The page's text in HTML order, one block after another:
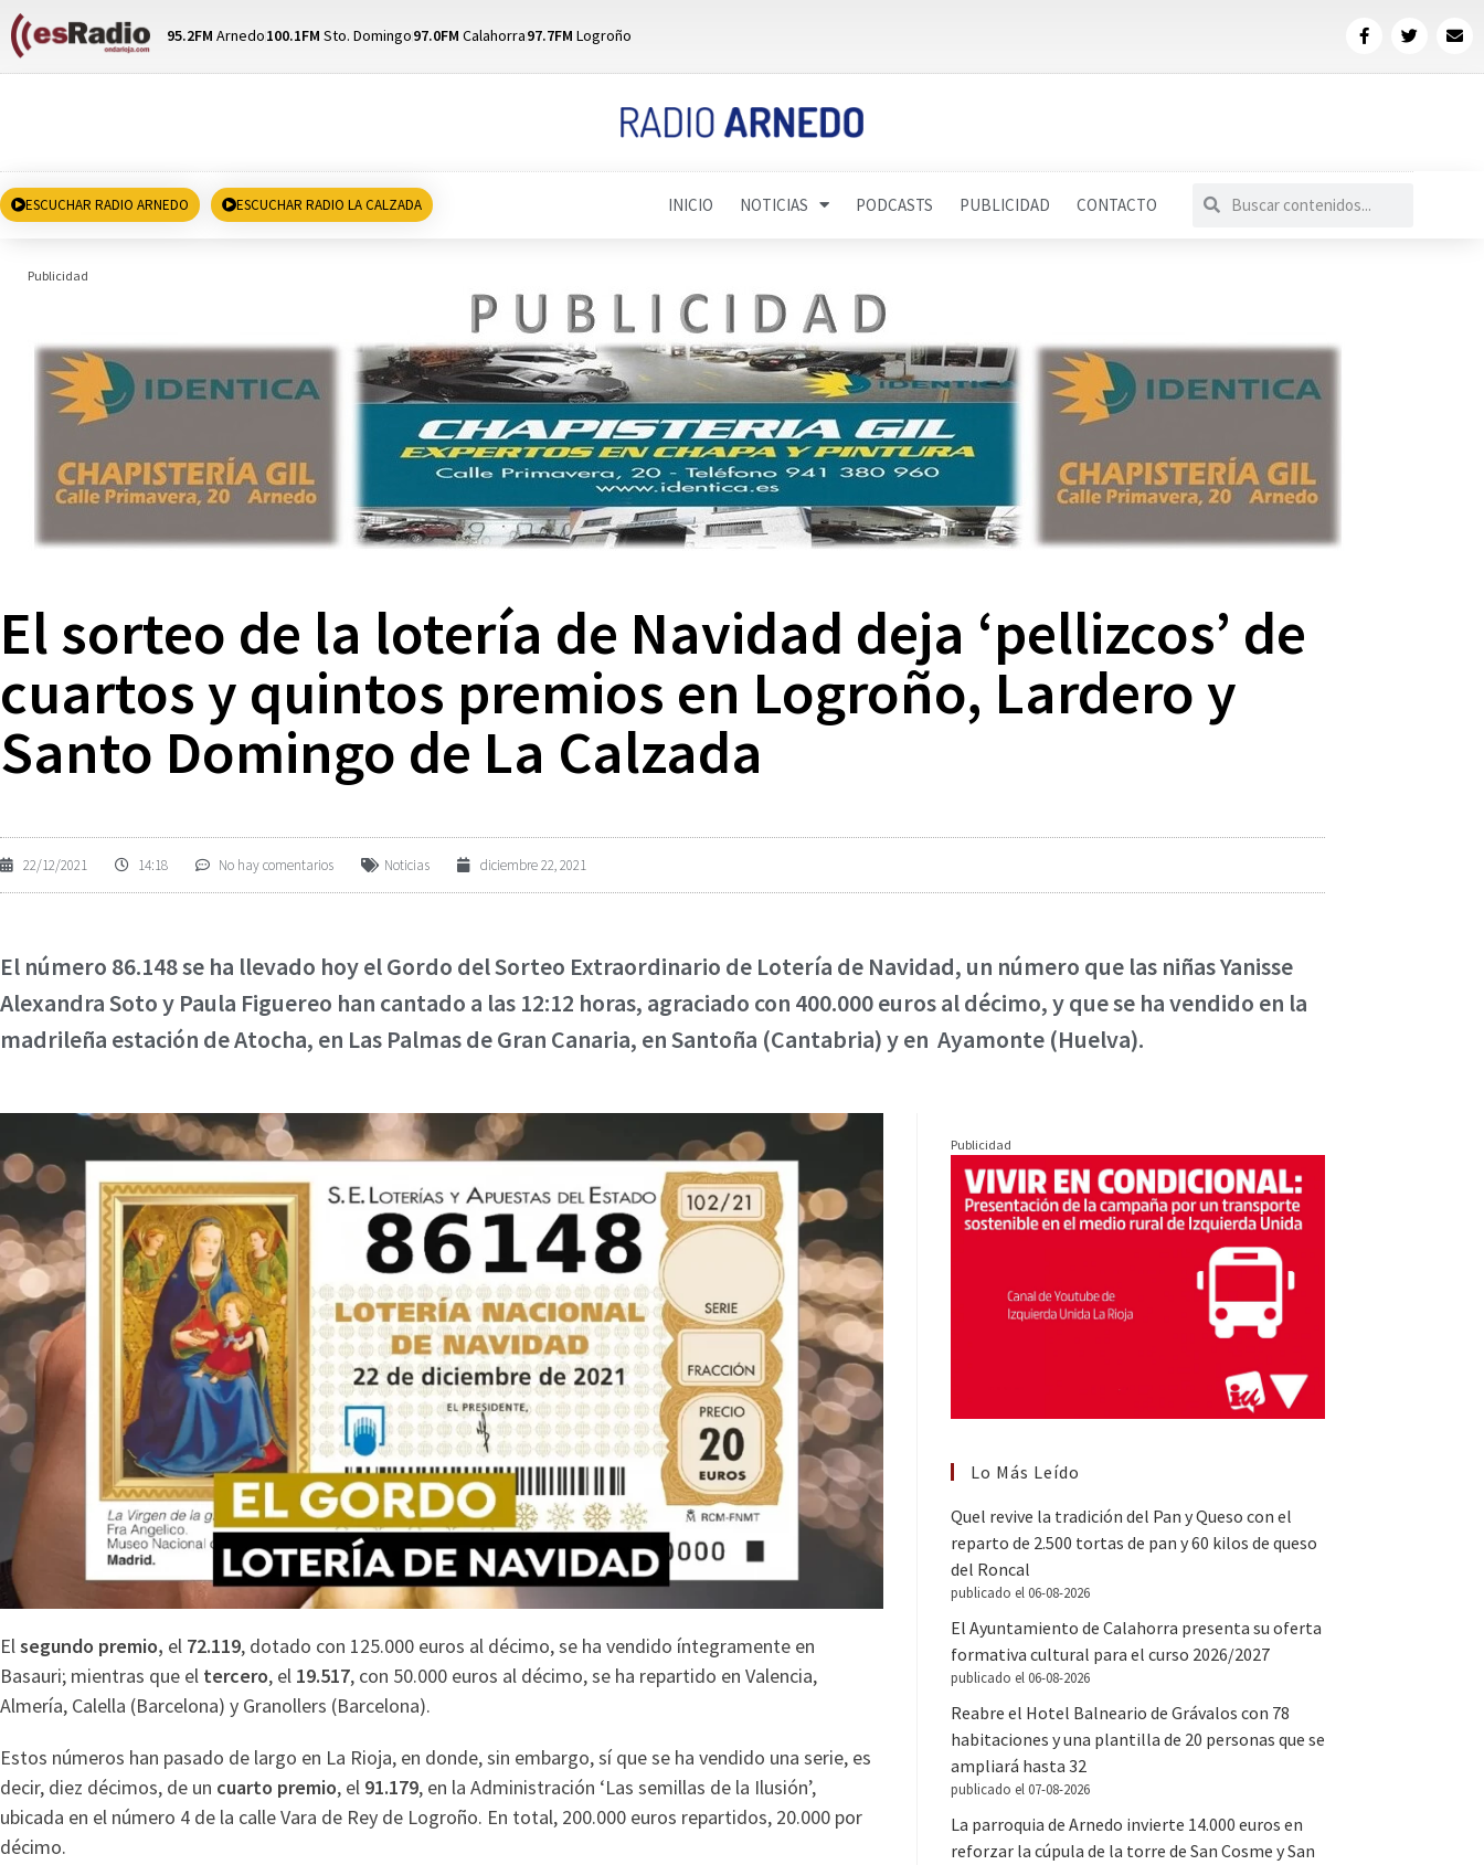
95.2FM Arnedo100.1FM Sto. Domingo97.0FM Calahorra97.7FM Logroño
ESCUCHAR RADIO ARNEDO ESCUCHAR RADIO LA CALZADA INICIO NOTICIAS PODCASTS PUBLICIDAD CONTACTO
Publicidad
El sorteo de la lotería de Navidad deja ‘pellizcos’ de
cuartos y quintos premios en Logroño, Lardero y
Santo Domingo de La Calzada
22/12/2021 14:18 No hay comentarios Noticias diciembre 22, 2021
El número 86.148 se ha llevado hoy el Gordo del Sorteo Extraordinario de Lotería de Navidad, un número que las niñas Yanisse
Alexandra Soto y Paula Figuereo han cantado a las 12:12 horas, agraciado con 400.000 euros al décimo, y que se ha vendido en la
madrileña estación de Atocha, en Las Palmas de Gran Canaria, en Santoña (Cantabria) y en Ayamonte (Huelva).
Elsegundo premio, el 72.119, dotado con 125.000 euros al décimo, se ha vendido íntegramente en
Basauri; mientras que el tercero, el 19.517, con 50.000 euros al décimo, se ha repartido en Valencia,
Almería, Calella (Barcelona) y Granollers (Barcelona).
Estos números han pasado de largo en La Rioja, en donde, sin embargo, sí que se ha vendido una serie, es
decir, diez décimos, de un cuarto premio, el 91.179, en la Administración ‘Las semillas de la Ilusión’,
ubicada en el número 4 de la calle Vara de Rey de Logroño. En total, 200.000 euros repartidos, 20.000 por
décimo.
Publicidad
Lo Más Leído
Quel revive la tradición del Pan y Queso con el
reparto de 2.500 tortas de pan y 60 kilos de queso
del Roncal
publicado el 06-08-2026
El Ayuntamiento de Calahorra presenta su oferta
formativa cultural para el curso 2026/2027
publicado el 06-08-2026
Reabre el Hotel Balneario de Grávalos con 78
habitaciones y una plantilla de 20 personas que se
ampliará hasta 32
publicado el 07-08-2026
La parroquia de Arnedo invierte 14.000 euros en
reforzar la cúpula de la torre de San Cosme y San